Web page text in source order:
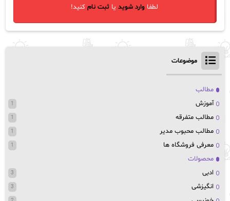
لطفاوارد شوید یاثبت نام کنید!
موضوعات
مطالب
آموزش
1
مطالب متفرقه 1
مطالب محبوب مدیر 1
معرفی فروشگاه ها 1
محصولات
ادبی
3
انگیزشی 3